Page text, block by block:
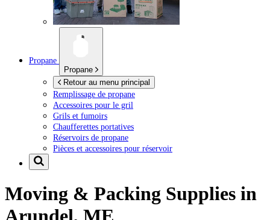
Propane
Propane
Retour au menu principal
Remplissage de propane
Accessoires pour le gril
Grils et fumoirs
Chaufferettes portatives
Réservoirs de propane
Pièces et accessoires pour réservoir
Moving & Packing Supplies in